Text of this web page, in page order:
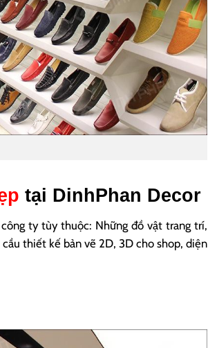
tại DinhPhan Decor
ty tùy thuộc: Những đồ vật trang trí,
thiết kế bản vẽ 2D, 3D cho shop, diện